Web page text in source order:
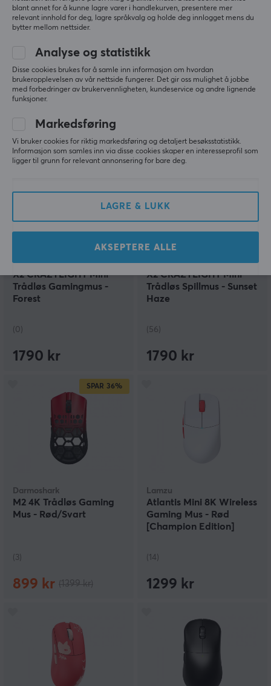
Starlight Pro - TenZ -
Trådløs Gaming Mus -
Medium
(4)
2499 kr
- Grå
NY
Pulsar
X2 CRAZYLIGHT Mini
Trådløs Gamingmus -
Forest
(0)
1790 kr
Pulsar
X2 CRAZYLIGHT Mini
Trådløs Spillmus - Sunset
Haze
(56)
1790 kr
SPAR 36%
Darmoshark
M2 4K Trådløs Gaming
Mus - Rød/Svart
(3)
899 kr
Lamzu
Atlantis Mini 8K Wireless
Gaming Mus - Rød
[Champion Edition]
(14)
1299 kr
blant annet for å kunne lagre varer i handlekurven, presentere mer
relevant innhold for deg, lagre språkvalg og holde deg innlogget mens du
bytter mellom nettsider.
Analyse og statistikk
Disse cookies brukes for å samle inn informasjon om hvordan
brukeropplevelsen av vår nettside fungerer. Det gir oss mulighet å jobbe
med forbedringer av brukervennligheten, kundeservice og andre lignende
funksjoner.
Markedsføring
Vi bruker cookies for riktig markedsføring og detaljert besøksstatistikk.
Informasjon som samles inn via disse cookies skaper en interesseprofil som
ligger til grunn for relevant annonsering for bare deg.
LAGRE & LUKK
AKSEPTERE ALLE